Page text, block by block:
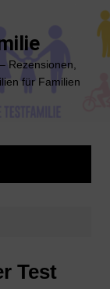
Rezensionen,
für Familien
Test